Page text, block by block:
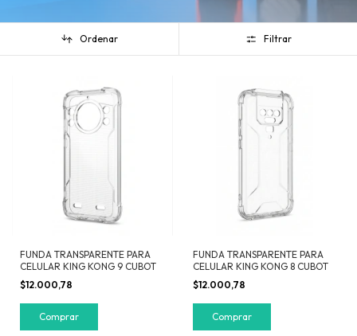
Ordenar Filtrar
FUNDA TRANSPARENTE PARA
CELULAR KING KONG 9 CUBOT
$12.000,78
FUNDA TRANSPARENTE PARA
CELULAR KING KONG 8 CUBOT
$12.000,78